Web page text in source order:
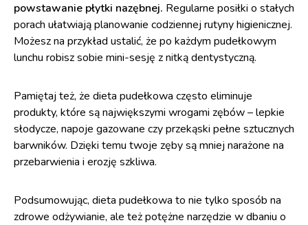
powstawanie płytki nazębnej. Regularne posiłki o stałych
porach ułatwiają planowanie codziennej rutyny higienicznej.
Możesz na przykład ustalić, że po każdym pudełkowym
lunchu robisz sobie mini-sesję z nitką dentystyczną.
Pamiętaj też, że dieta pudełkowa często eliminuje
produkty, które są największymi wrogami zębów – lepkie
słodycze, napoje gazowane czy przekąski pełne sztucznych
barwników. Dzięki temu twoje zęby są mniej narażone na
przebarwienia i erozję szkliwa.
Podsumowując, dieta pudełkowa to nie tylko sposób na
zdrowe odżywianie, ale też potężne narzędzie w dbaniu o